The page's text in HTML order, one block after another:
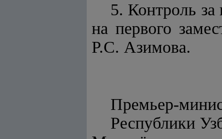
5. Контроль за
на первого
Р.С. Азимова.
Премьер-